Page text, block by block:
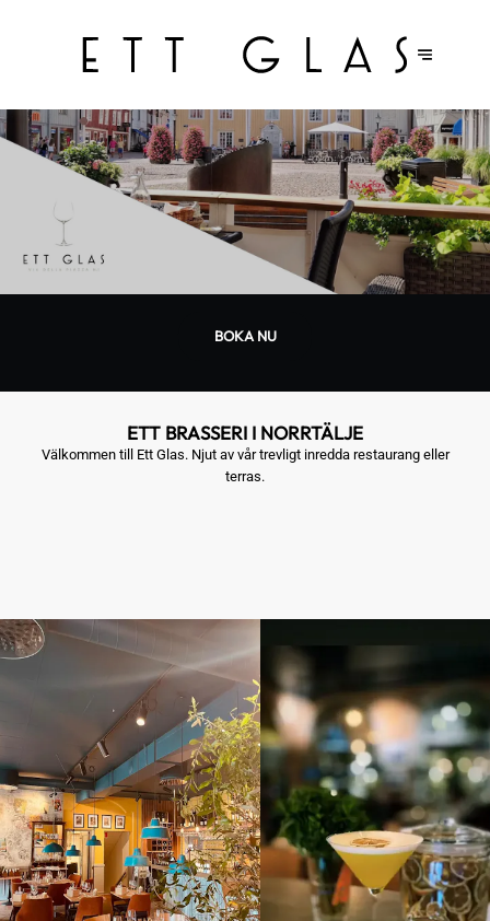
BOKA NU
ETT BRASSERI I NORRTÄLJE
Välkommen till Ett Glas. Njut av vår trevligt inredda restaurang eller
terras.